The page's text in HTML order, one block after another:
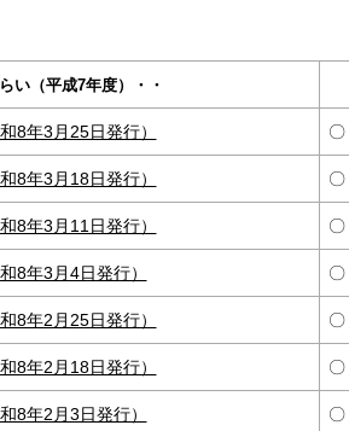
い（平成7年度）・・
8年3月25日発行） 〇
8年3月18日発行） 〇
8年3月11日発行） 〇
8年3月4日発行） 〇
8年2月25日発行） 〇
8年2月18日発行） 〇
8年2月3日発行） 〇